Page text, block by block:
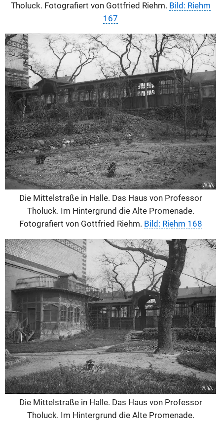
Tholuck. Fotografiert von Gottfried Riehm. Bild: Riehm
167
Die Mittelstraße in Halle. Das Haus von Professor
Tholuck. Im Hintergrund die Alte Promenade.
Fotografiert von Gottfried Riehm. Bild: Riehm 168
Die Mittelstraße in Halle. Das Haus von Professor
Tholuck. Im Hintergrund die Alte Promenade.